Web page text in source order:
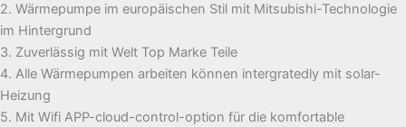
2. Wärmepumpe im europäischen Stil mit Mitsubishi-Technologie
im Hintergrund
3. Zuverlässig mit Welt Top Marke Teile
4. Alle Wärmepumpen arbeiten können intergratedly mit solar-
Heizung
5. Mit Wifi APP-cloud-control-option für die komfortable